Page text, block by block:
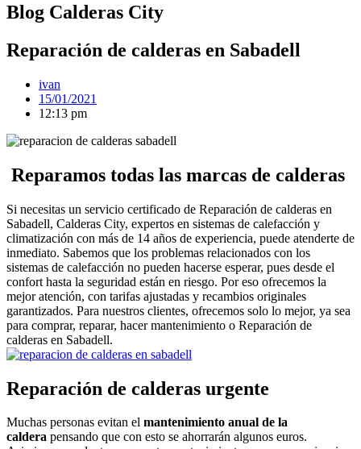
Blog Calderas City
Reparación de calderas en Sabadell
ivan
15/01/2021
12:13 pm
Reparamos todas las marcas de calderas
Si necesitas un servicio certificado de Reparación de calderas en
Sabadell, Calderas City, expertos en sistemas de calefacción y
climatización con más de 14 años de experiencia, puede atenderte de
inmediato. Sabemos que los problemas relacionados con los
sistemas de calefacción no pueden hacerse esperar, pues desde el
confort hasta la seguridad están en riesgo. Por eso ofrecemos la
mejor atención, con tarifas ajustadas y recambios originales
garantizados. Para nuestros clientes, ofrecemos solo lo mejor, ya sea
para comprar, reparar, hacer mantenimiento o Reparación de
calderas en Sabadell.
Reparación de calderas urgente
Muchas personas evitan el mantenimiento anual de la
caldera pensando que con esto se ahorrarán algunos euros.